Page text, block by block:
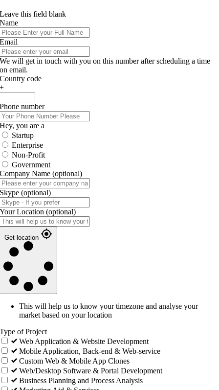
Leave this field blank
Name
Email
We will get in touch with you on this number after scheduling a time
on email.
Country code
+
Phone number
Hey, you are a
Startup
Enterprise
Non-Profit
Government
Company Name (optional)
Skype (optional)
Your Location (optional)
Get location
This will help us to know your timezone and analyse your
market based on your location
Type of Project
Web Application & Website Development
Mobile Application, Back-end & Web-service
Custom Web & Mobile App Clones
Web/Desktop Software & Portal Development
Business Planning and Process Analysis